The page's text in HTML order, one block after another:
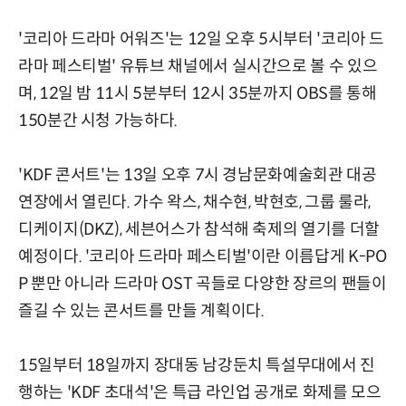
'코리아 드라마 어워즈'는 12일 오후 5시부터 '코리아 드
라마 페스티벌' 유튜브 채널에서 실시간으로 볼 수 있으
며, 12일 밤 11시 5분부터 12시 35분까지 OBS를 통해
150분간 시청 가능하다.
'KDF 콘서트'는 13일 오후 7시 경남문화예술회관 대공
연장에서 열린다. 가수 왁스, 채수현, 박현호, 그룹 룰라,
디케이지(DKZ), 세븐어스가 참석해 축제의 열기를 더할
예정이다. '코리아 드라마 페스티벌'이란 이름답게 K-PO
P 뿐만 아니라 드라마 OST 곡들로 다양한 장르의 팬들이
즐길 수 있는 콘서트를 만들 계획이다.
15일부터 18일까지 장대동 남강둔치 특설무대에서 진
행하는 'KDF 초대석'은 특급 라인업 공개로 화제를 모으